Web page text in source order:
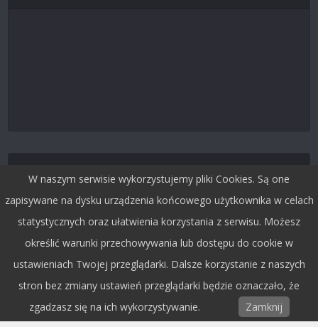
Śledź nas na Twitterze
W naszym serwisie wykorzystujemy pliki Cookies. Są one
zapisywane na dysku urządzenia końcowego użytkownika w celach
statystycznych oraz ułatwienia korzystania z serwisu. Możesz
określić warunki przechowywania lub dostępu do cookie w
ustawieniach Twojej przeglądarki. Dalsze korzystanie z naszych
stron bez zmiany ustawień przeglądarki będzie oznaczało, że
zgadzasz się na ich wykorzystywanie.
Zamknij